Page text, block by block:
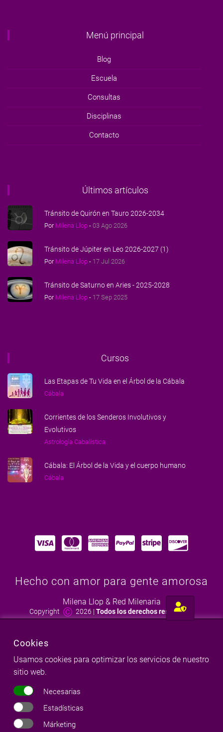
Menú principal
Blog
Escuela
Consultas
Disciplinas
Contacto
Últimos artículos
Tránsito de Quirón en Tauro 2026-2034
Por Milena Llop - 03 Ago 2026
Tránsito de Júpiter en Leo 2026-2027 (1)
Por Milena Llop - 17 Jul 2026
Tránsito de Saturno en Aries - 2025-2028
Por Milena Llop - 17 Sep 2025
Cursos
Las Etapas de Tu Vida en el Árbol de la Cábala
Cábala
Corrientes de los Senderos Involutivos y
Evolutivos
Astrología Cabalística
Cábala: El Árbol de la Vida y el cuerpo humano
Cábala
Hecho con amor para gente amorosa
Milena Llop & Red Milenaria
Copyright © 2026 | Todos los derechos reservados
Diseño y desarrollo web Drupal Girona:Websfera.com
Cookies
Usamos cookies para optimizar los servicios de nuestro
sitio web.
Necesarias
Estadísticas
Márketing